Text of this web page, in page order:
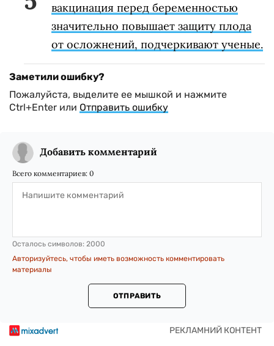
вакцинация перед беременностью
значительно повышает защиту плода
от осложнений, подчеркивают ученые.
Заметили ошибку?
Пожалуйста, выделите ее мышкой и нажмите
Ctrl+Enter или Отправить ошибку
Добавить комментарий
Всего комментариев: 0
Осталось символов: 2000
Авторизуйтесь, чтобы иметь возможность комментировать
материалы
ОТПРАВИТЬ